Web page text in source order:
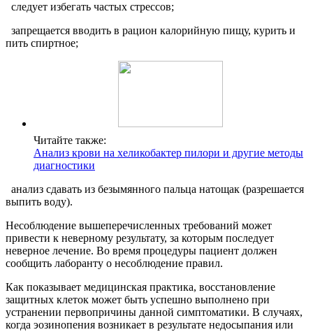
следует избегать частых стрессов;
запрещается вводить в рацион калорийную пищу, курить и
пить спиртное;
Читайте также:
Анализ крови на хеликобактер пилори и другие методы
диагностики
анализ сдавать из безымянного пальца натощак (разрешается
выпить воду).
Несоблюдение вышеперечисленных требований может
привести к неверному результату, за которым последует
неверное лечение. Во время процедуры пациент должен
сообщить лаборанту о несоблюдение правил.
Как показывает медицинская практика, восстановление
защитных клеток может быть успешно выполнено при
устранении первопричины данной симптоматики. В случаях,
когда эозинопения возникает в результате недосыпания или